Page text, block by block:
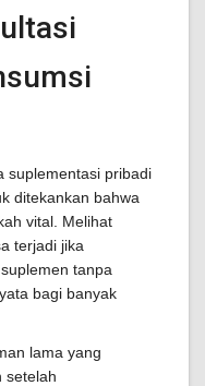
suplementasi pribadi
ditekankan bahwa
vital. Melihat
terjadi jika
tanpa
bagi banyak
lama yang
setelah